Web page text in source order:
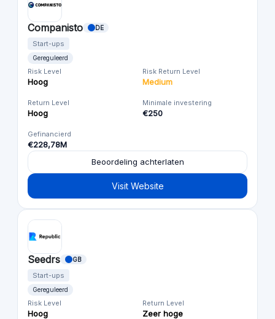
Companisto DE
Start-ups
Gereguleerd
Risk Level
Hoog
Risk Return Level
Medium
Return Level
Hoog
Minimale investering
€250
Gefinancierd
€228,78M
Beoordeling achterlaten
Visit Website
Seedrs GB
Start-ups
Gereguleerd
Risk Level
Hoog
Return Level
Zeer hoge